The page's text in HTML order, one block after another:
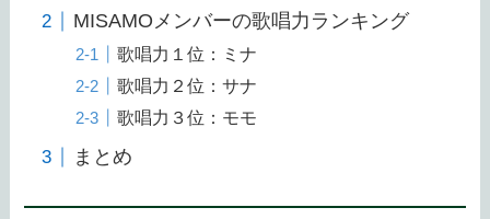
MISAMOメンバーの歌唱力ランキング
歌唱力１位：ミナ
歌唱力２位：サナ
歌唱力３位：モモ
まとめ